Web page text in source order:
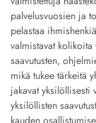
palvelusvuosien ja
pelastaa
valmistavat kolikoita
saavutusten,
mikä tukee tärkeitä
jakavat yksilöllisesti
yksilöllisten
kauden